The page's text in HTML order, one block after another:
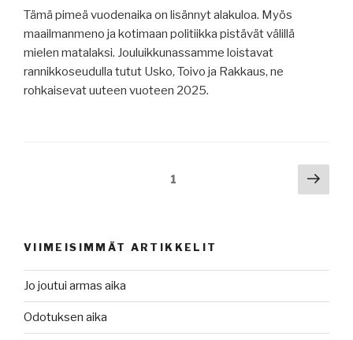
Tämä pimeä vuodenaika on lisännyt alakuloa. Myös
maailmanmeno ja kotimaan politiikka pistävät välillä
mielen matalaksi. Jouluikkunassamme loistavat
rannikkoseudulla tutut Usko, Toivo ja Rakkaus, ne
rohkaisevat uuteen vuoteen 2025.
1
sivu
VIIMEISIMMÄT ARTIKKELIT
Jo joutui armas aika
Odotuksen aika